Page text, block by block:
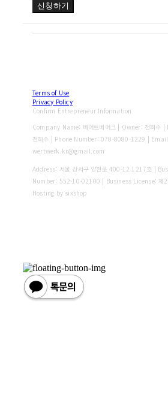
신청하기
Terms of Use
Privacy Policy
Confirm Entrepreneur Information
Company Name: 베어트베어크 | Owner: 전희수
전희수 | Phone Number: 070-8080-1229 |
wertwerk.kr@gmail.com
Address: 서울 강서구 양천로 400-12 1217호 |
Number: 552-10-02100 | Business License: 제
Hosting by sixshop